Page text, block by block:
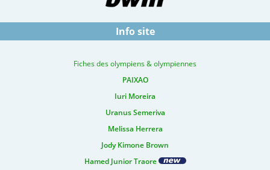
Info site
Fiches des olympiens & olympiennes
PAIXAO
Iuri Moreira
Uranus Semeriva
Melissa Herrera
Jody Kimone Brown
Hamed Junior Traore